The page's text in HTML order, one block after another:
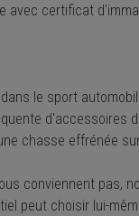
avec certificat
le sport
chasse effrénée
conviennent pas,
peut choisir lui-